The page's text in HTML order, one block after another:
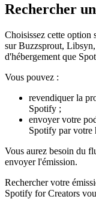
Rechercher
Choisissez cette option
sur Buzzsprout,
d'hébergement que
Vous pouvez :
revendiquer la
Spotify ;
envoyer votre
Spotify par votre
Vous aurez besoin du
envoyer l'émission.
Rechercher votre
Spotify for Creators